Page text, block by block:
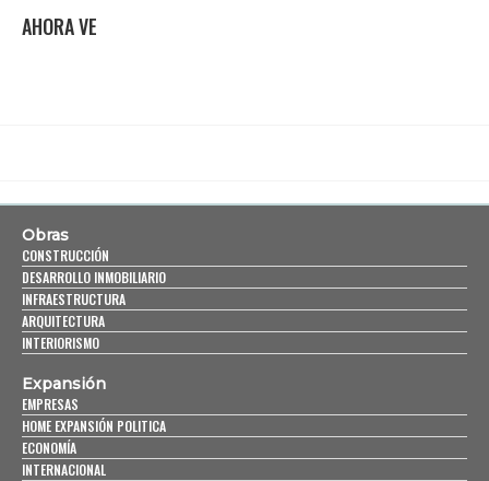
AHORA VE
Obras
CONSTRUCCIÓN
DESARROLLO INMOBILIARIO
INFRAESTRUCTURA
ARQUITECTURA
INTERIORISMO
Expansión
EMPRESAS
HOME EXPANSIÓN POLITICA
ECONOMÍA
INTERNACIONAL